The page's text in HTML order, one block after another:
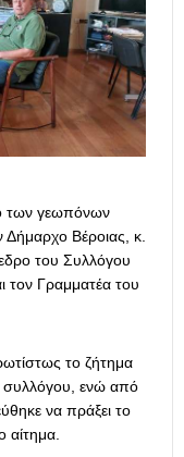
των γεωπόνων
Δήμαρχο Βέροιας, κ.
του Συλλόγου
τον Γραμματέα του
το ζήτημα
συλλόγου, ενώ από
να πράξει το
αίτημα.